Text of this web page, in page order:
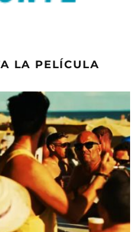
LA PELÍCULA